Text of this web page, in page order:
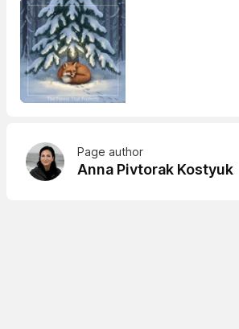
Page author
Anna Pivtorak Kostyuk